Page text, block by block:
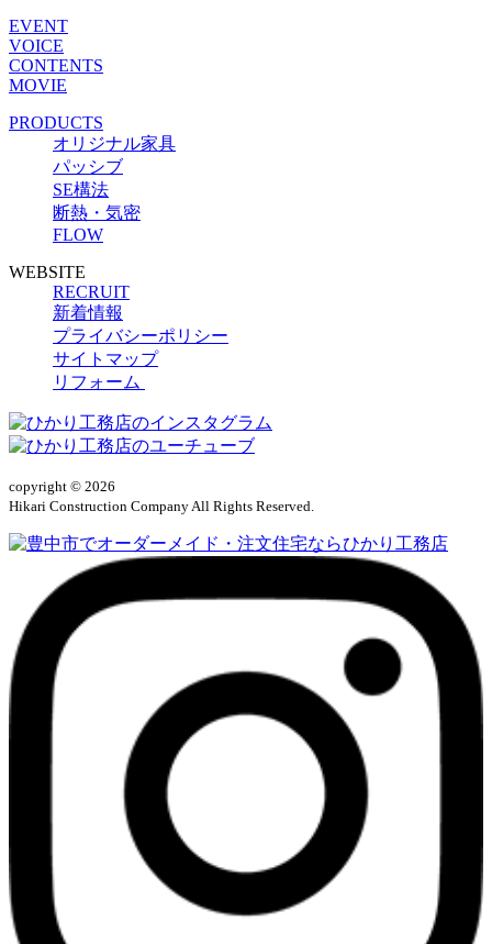
EVENT
VOICE
CONTENTS
MOVIE
PRODUCTS
オリジナル家具
パッシブ
SE構法
断熱・気密
FLOW
WEBSITE
RECRUIT
新着情報
プライバシーポリシー
サイトマップ
リフォーム
copyright © 2026
Hikari Construction Company All Rights Reserved.